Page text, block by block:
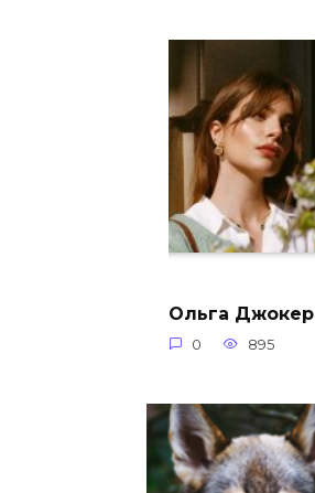
Ольга Джокер
0 895